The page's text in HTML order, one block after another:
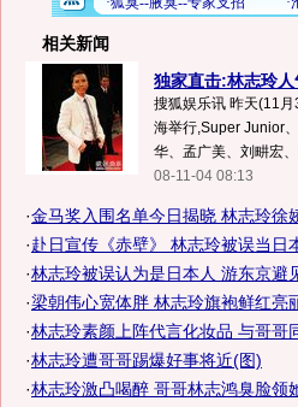
相关新闻
独家直击:林志玲
搜狐娱乐讯 昨天(11
海举行,Super Junior
华、孟广美、刘畊宏
08-11-04 08:13
·金马奖入围名单今日揭晓 林志玲徐
·赴日宣传《赤壁》 林志玲被误当日
·林志玲被误认为是日本人 游东京避
·梁朝伟心宽体胖 林志玲旗袍鲜红亮
·林志玲素颜上阵代言化妆品 与哥哥
·林志玲遭哥哥踢爆好事将近(图)
·林志玲激凸喝醉 哥哥林志鸿臭脸领